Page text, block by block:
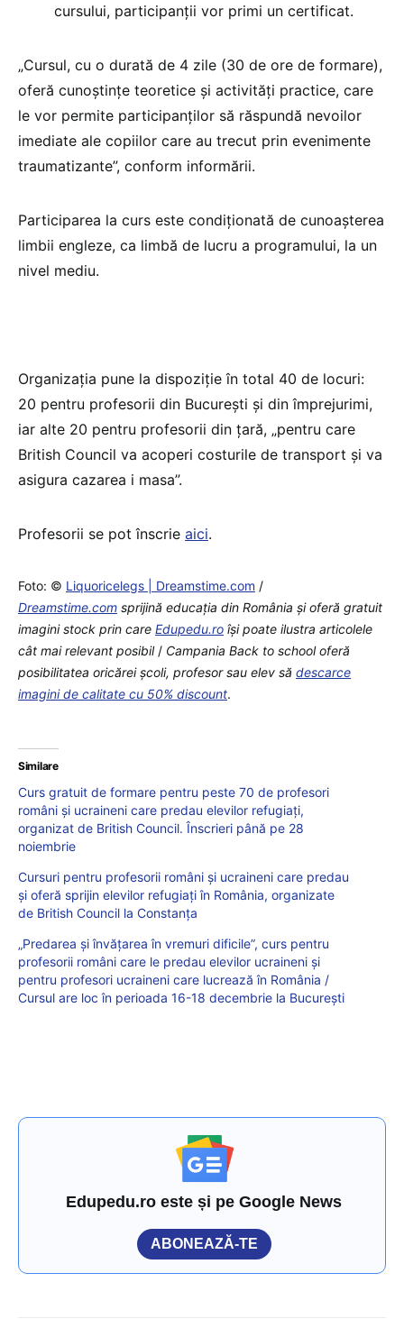
cursului, participanții vor primi un certificat.
„Cursul, cu o durată de 4 zile (30 de ore de formare),
oferă cunoștințe teoretice și activități practice, care
le vor permite participanților să răspundă nevoilor
imediate ale copiilor care au trecut prin evenimente
traumatizante”, conform informării.
Participarea la curs este condiționată de cunoașterea
limbii engleze, ca limbă de lucru a programului, la un
nivel mediu.
Organizația pune la dispoziție în total 40 de locuri:
20 pentru profesorii din București și din împrejurimi,
iar alte 20 pentru profesorii din țară, „pentru care
British Council va acoperi costurile de transport și va
asigura cazarea i masa”.
Profesorii se pot înscrie aici.
Foto: © Liquoricelegs | Dreamstime.com /
Dreamstime.com sprijină educaţia din România şi oferă gratuit
imagini stock prin care Edupedu.ro îşi poate ilustra articolele
cât mai relevant posibil/ Campania Back to school oferă
posibilitatea oricărei școli, profesor sau elev să descarce
imagini de calitate cu 50% discount.
Similare
Curs gratuit de formare pentru peste 70 de profesori
români și ucraineni care predau elevilor refugiați,
organizat de British Council. Înscrieri până pe 28
noiembrie
Cursuri pentru profesorii români și ucraineni care predau
și oferă sprijin elevilor refugiați în România, organizate
de British Council la Constanța
„Predarea și învățarea în vremuri dificile”, curs pentru
profesorii români care le predau elevilor ucraineni și
pentru profesori ucraineni care lucrează în România /
Cursul are loc în perioada 16-18 decembrie la București
Edupedu.ro este și pe Google News
ABONEAZĂ-TE